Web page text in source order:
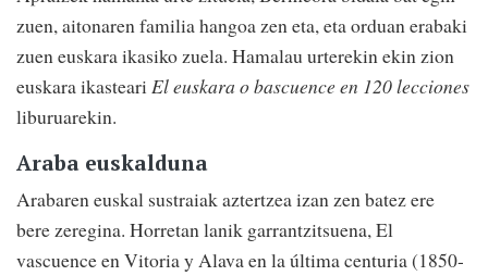
zuen, aitonaren familia hangoa zen eta, eta orduan erabaki
zuen euskara ikasiko zuela. Hamalau urterekin ekin zion
euskara ikasteari El euskara o bascuence en 120 lecciones
liburuarekin.
Araba euskalduna
Arabaren euskal sustraiak aztertzea izan zen batez ere
bere zeregina. Horretan lanik garrantzitsuena, El
vascuence en Vitoria y Alava en la última centuria (1850-